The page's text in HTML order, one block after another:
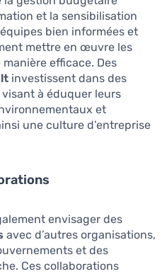
et la sensibilisation
bien informées et
mettre en œuvre les
efficace. Des
investissent dans des
à éduquer leurs
et
une culture d’entreprise
envisager des
avec d’autres organisations,
et des
Ces collaborations